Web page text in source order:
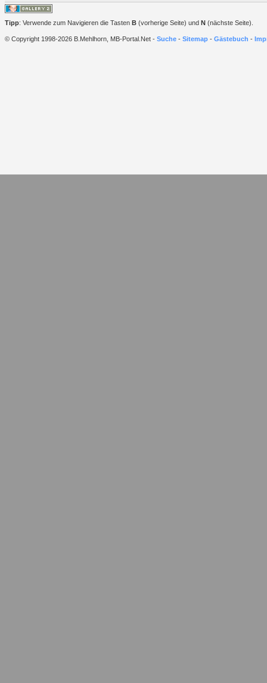
Tipp: Verwende zum Navigieren die Tasten B (vorherige Seite) und N (nächste Seite).
© Copyright 1998-2026 B.Mehlhorn, MB-Portal.Net - Suche - Sitemap - Gästebuch -